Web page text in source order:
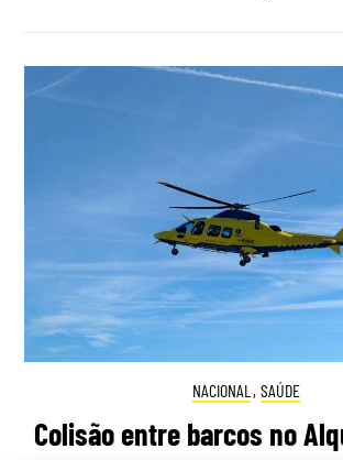
NACIONAL , SAÚDE
Colisão entre barcos no